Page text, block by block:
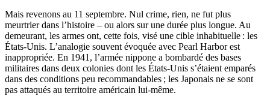
Mais revenons au 11 septembre. Nul crime, rien, ne fut plus
meurtrier dans l’histoire – ou alors sur une durée plus longue. Au
demeurant, les armes ont, cette fois, visé une cible inhabituelle : les
États-Unis. L’analogie souvent évoquée avec Pearl Harbor est
inappropriée. En 1941, l’armée nippone a bombardé des bases
militaires dans deux colonies dont les États-Unis s’étaient emparés
dans des conditions peu recommandables ; les Japonais ne se sont
pas attaqués au territoire américain lui-même.